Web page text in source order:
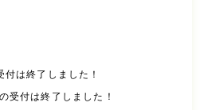
は終了しました！
受付は終了しました！